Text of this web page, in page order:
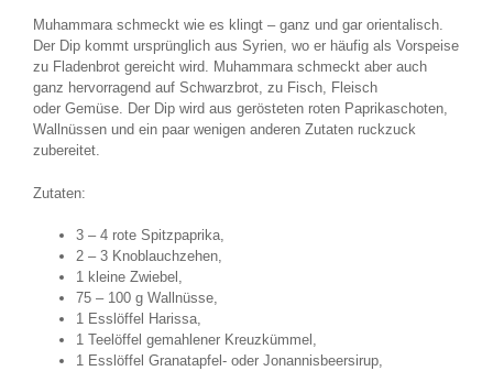
Muhammara schmeckt wie es klingt – ganz und gar orientalisch.
Der Dip kommt ursprünglich aus Syrien, wo er häufig als Vorspeise
zu Fladenbrot gereicht wird. Muhammara schmeckt aber auch
ganz hervorragend auf Schwarzbrot, zu Fisch, Fleisch
oder Gemüse. Der Dip wird aus gerösteten roten Paprikaschoten,
Wallnüssen und ein paar wenigen anderen Zutaten ruckzuck
zubereitet.
Zutaten:
3 – 4 rote Spitzpaprika,
2 – 3 Knoblauchzehen,
1 kleine Zwiebel,
75 – 100 g Wallnüsse,
1 Esslöffel Harissa,
1 Teelöffel gemahlener Kreuzkümmel,
1 Esslöffel Granatapfel- oder Jonannisbeersirup,